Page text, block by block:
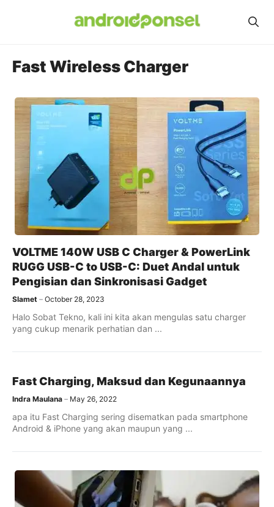
Fast Wireless Charger
VOLTME 140W USB C Charger & PowerLink
RUGG USB-C to USB-C: Duet Andal untuk
Pengisian dan Sinkronisasi Gadget
Slamet October 28, 2023
Halo Sobat Tekno, kali ini kita akan mengulas satu charger
yang cukup menarik perhatian dan ...
Fast Charging, Maksud dan Kegunaannya
Indra Maulana May 26, 2022
apa itu Fast Charging sering disematkan pada smartphone
Android & iPhone yang akan maupun yang ...